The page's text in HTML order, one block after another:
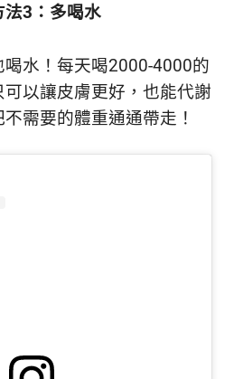
法3：多喝水
水！每天喝2000-4000的
以讓皮膚更好，也能代謝
需要的體重通通帶走！